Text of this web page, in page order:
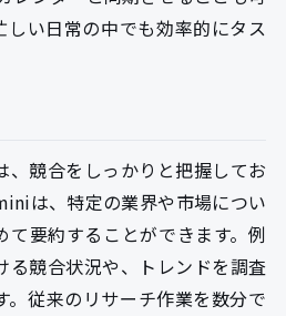
しい日常の中でも効率的にタス
、競合をしっかりと把握してお
は、特定の業界や市場につい
て要約することができます。例
る競合状況や、トレンドを調査
。従来のリサーチ作業を数分で